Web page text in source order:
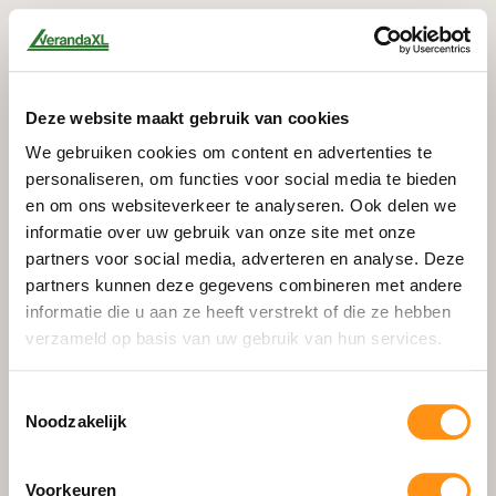
Deze website maakt gebruik van cookies
We gebruiken cookies om content en advertenties te
personaliseren, om functies voor social media te bieden
en om ons websiteverkeer te analyseren. Ook delen we
informatie over uw gebruik van onze site met onze
partners voor social media, adverteren en analyse. Deze
partners kunnen deze gegevens combineren met andere
informatie die u aan ze heeft verstrekt of die ze hebben
verzameld op basis van uw gebruik van hun services.
Noodzakelijk
Voorkeuren